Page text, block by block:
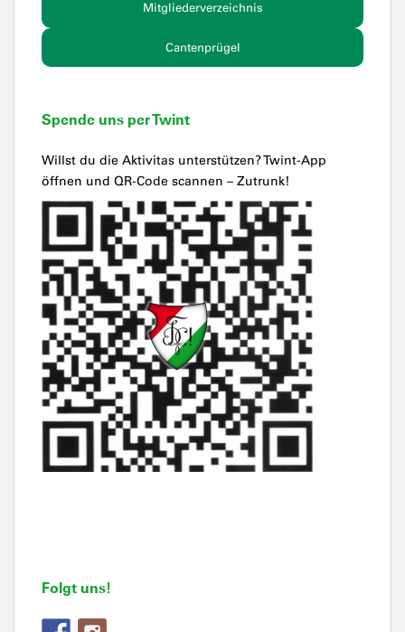
Mitgliederverzeichnis
Cantenprügel
Spende uns per Twint
Willst du die Aktivitas unterstützen? Twint-App
öffnen und QR-Code scannen – Zutrunk!
Folgt uns!